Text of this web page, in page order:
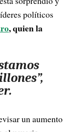
políticos
, quien la
un aumento